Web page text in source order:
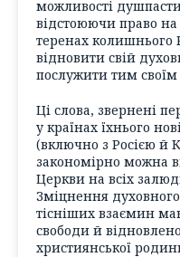
можливості
відстоюючи право на
теренах колишнього
відновити свій
послужити тим своїм
Ці слова, звернені
у країнах їхнього
(включно з Росією й
закономірно можна
Церкви на всіх
Зміцнення духовного
тісніших взаємин
свободи й
християнської